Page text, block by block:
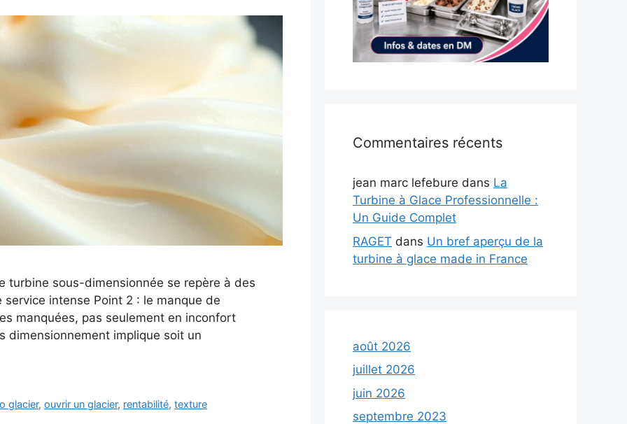
turbine sous-dimensionnée se repère à des
intense Point 2 : le manque de
manquées, pas seulement en inconfort
dimensionnement implique soit un
glacier,ouvrir un glacier, rentabilité,texture
Commentaires récents
jean marc lefebure dans La
Turbine à Glace Professionnelle :
Un Guide Complet
RAGET dans Un bref aperçu de la
turbine à glace made in France
août 2026
juillet 2026
juin 2026
septembre 2023